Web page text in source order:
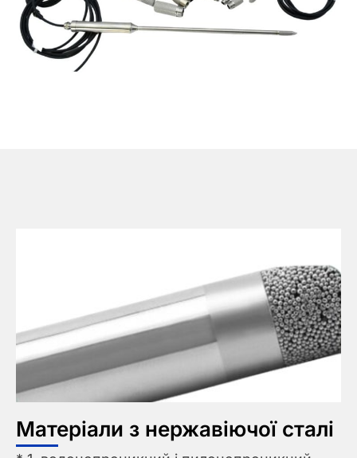
Матеріали з нержавіючої сталі